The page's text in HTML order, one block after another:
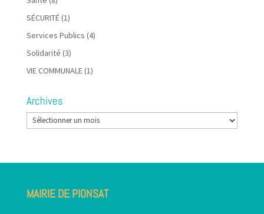
SÉCURITÉ(1)
Services Publics (4)
Solidarité (3)
VIE COMMUNALE(1)
Archives
Archives
MAIRIE DE PIONSAT